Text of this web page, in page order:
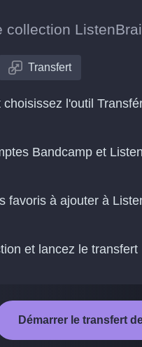
collection
Transfert
l'outil
Bandcamp et
favoris à ajouter à
et lancez le transfert
Démarrer le transfert